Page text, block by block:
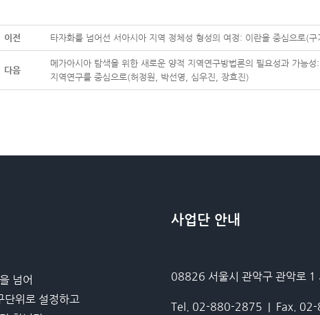
이전 타자화를 넘어선 서아시아 지역 정체성 형성의 여정: 이란을 중심으로(구
다음
메가아시아 탐색을 위한 새로운 양적 지역연구방법론의 필요성과 가능성
지역연구를 중심으로(허정원, 박선영, 심우진, 장효진)
넘어
위로 설정하고
사업단 안내
08826 서울시 관악구 관악로 1
Tel. 02-880-2875 | Fax.